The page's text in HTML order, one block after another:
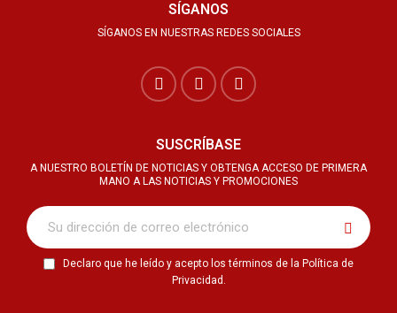
SÍGANOS
SÍGANOS EN NUESTRAS REDES SOCIALES
SUSCRÍBASE
A NUESTRO BOLETÍN DE NOTICIAS Y OBTENGA ACCESO DE PRIMERA
MANO A LAS NOTICIAS Y PROMOCIONES
Declaro que he leído y acepto los términos de la Política de
Privacidad.